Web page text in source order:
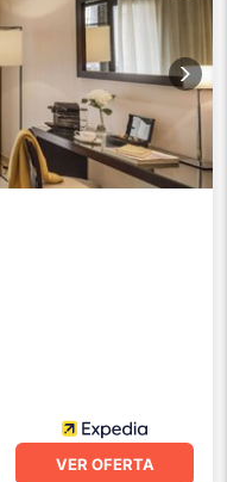
VER OFERTA